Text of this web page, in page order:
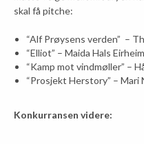
skal få pitche:
“Alf Prøysens verden” –
“Elliot” – Maida Hals Eirheim
“Kamp mot vindmøller” –
“Prosjekt Herstory” – Mari
Konkurransen videre: